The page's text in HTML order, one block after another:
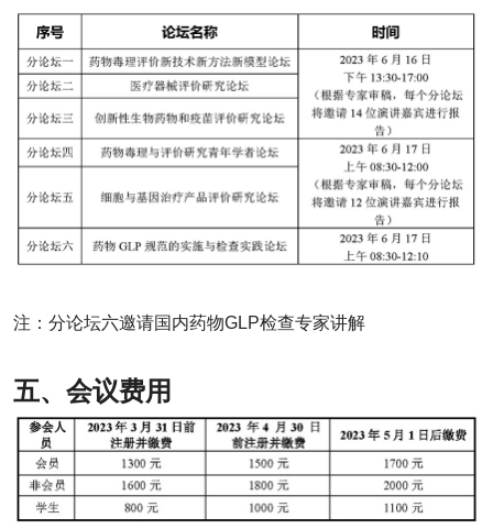
注：分论坛六邀请国内药物GLP检查专家讲解
五、会议费用